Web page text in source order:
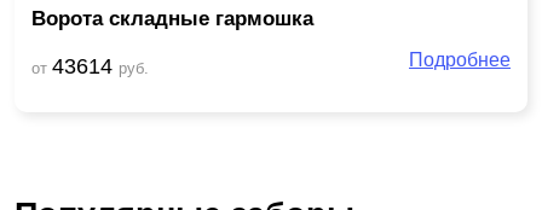
Ворота складные гармошка
от 43614 руб. Подробнее